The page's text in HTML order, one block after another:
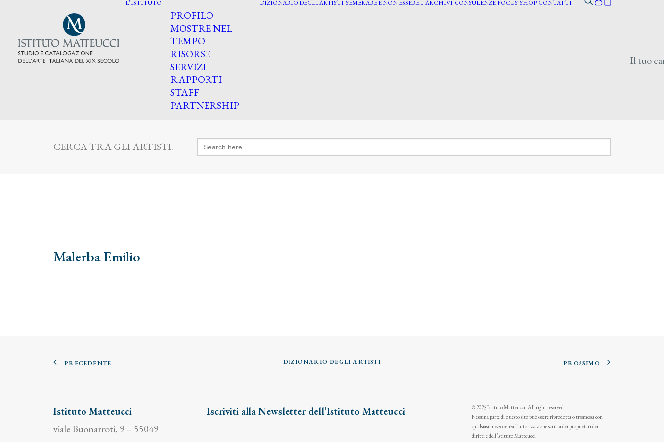
L’ISTITUTO
PROFILO
MOSTRE NEL
TEMPO
RISORSE
SERVIZI
RAPPORTI
STAFF
PARTNERSHIP
DIZIONARIO DEGLI ARTISTI SEMBRARE E NON ESSERE… ARCHIVI CONSULENZE FOCUS SHOP CONTATTI
Il tuo
CERCA TRA GLI ARTISTI: Search
for:
Malerba Emilio
PRECEDENTE DIZIONARIO DEGLI ARTISTI PROSSIMO
Istituto Matteucci
viale Buonarroti, 9 – 55049
Iscriviti alla Newsletter dell’Istituto Matteucci
© 2025 Istituto Matteucci. All right reserved
Nessuna parte di questo sito può essere riprodotta o trasmessa con
qualsiasi mezzo senza l’autorizzazione scritta dei proprietari dei
diritti e dell’Istituto Matteucci